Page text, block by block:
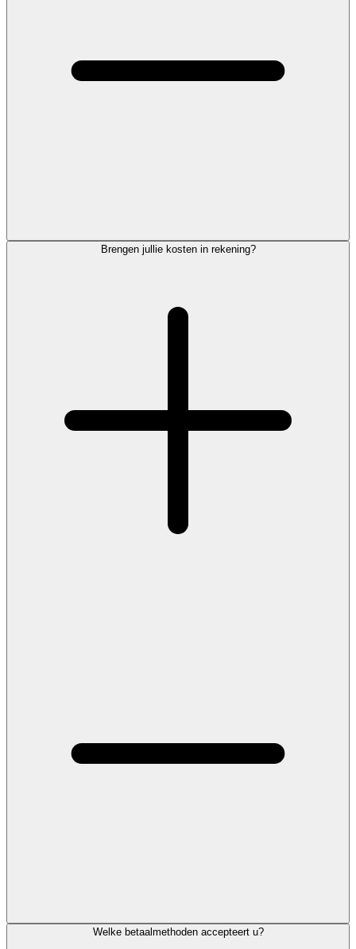
Brengen jullie kosten in rekening?
Welke betaalmethoden accepteert u?